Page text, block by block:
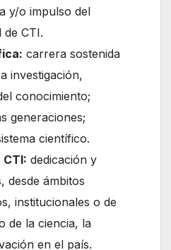
y/o impulso del
de CTI.
carrera sostenida
investigación,
conocimiento;
generaciones;
científico.
CTI: dedicación y
desde ámbitos
institucionales o de
de la ciencia, la
en el país.